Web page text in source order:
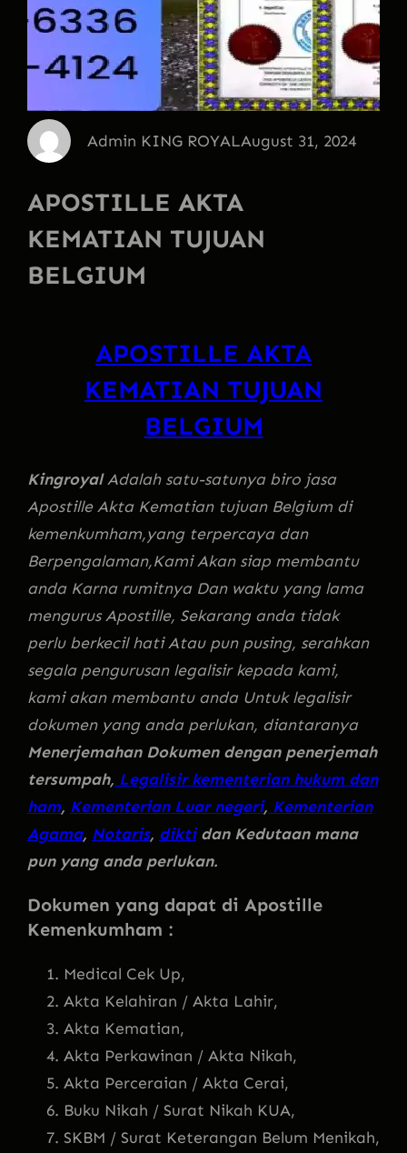
Admin KING ROYALAugust 31, 2024
APOSTILLE AKTA
KEMATIAN TUJUAN
BELGIUM
APOSTILLE AKTA
KEMATIAN TUJUAN
BELGIUM
KingroyalAdalah satu-satunya biro jasa
Apostille Akta Kematian tujuan Belgium di
kemenkumham,yang terpercaya dan
Berpengalaman,Kami Akan siap membantu
anda Karna rumitnya Dan waktu yang lama
mengurus Apostille, Sekarang anda tidak
perlu berkecil hati Atau pun pusing, serahkan
segala pengurusan legalisir kepada kami,
kami akan membantu anda Untuk legalisir
dokumen yang anda perlukan, diantaranya
Menerjemahan Dokumen dengan penerjemah
tersumpah, Legalisir kementerian hukum dan
ham, Kementerian Luar negeri, Kementerian
Agama, Notaris, diktidan Kedutaan mana
pun yang anda perlukan.
Dokumen yang dapat di Apostille
Kemenkumham :
Medical Cek Up,
Akta Kelahiran / Akta Lahir,
Akta Kematian,
Akta Perkawinan / Akta Nikah,
Akta Perceraian / Akta Cerai,
Buku Nikah / Surat Nikah KUA,
SKBM / Surat Keterangan Belum Menikah,